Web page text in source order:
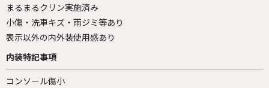
まるまるクリン実施済み
小傷・洗車キズ・雨ジミ等あり
表示以外の内外装使用感あり
内装特記事項
コンソール傷小